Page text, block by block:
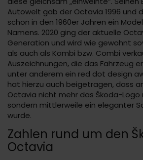
Autowelt gab der Octavia 1996 und
schon in den 1960er Jahren ein
Namens. 2020 ging der aktuelle
Generation und wird wie gewohnt
als auch als Kombi bzw. Combi
Auszeichnungen, die das Fahrzeug
unter anderem ein red dot design
hat hierzu auch beigetragen, dass
Octavia nicht mehr das Škoda-Logo
sondern mittlerweile ein eleganter
wurde.
Zahlen rund um den
Octavia